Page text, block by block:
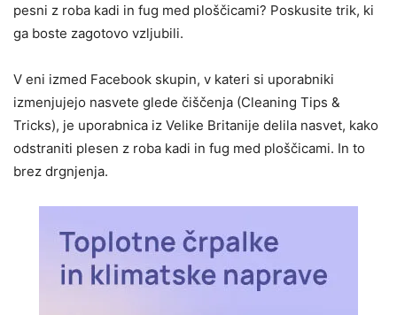
pesni z roba kadi in fug med ploščicami? Poskusite trik, ki
ga boste zagotovo vzljubili.
V eni izmed Facebook skupin, v kateri si uporabniki
izmenjujejo nasvete glede čiščenja (Cleaning Tips &
Tricks), je uporabnica iz Velike Britanije delila nasvet, kako
odstraniti plesen z roba kadi in fug med ploščicami. In to
brez drgnjenja.